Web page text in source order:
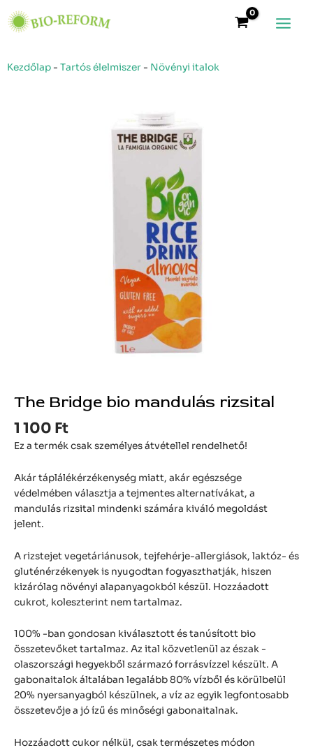
to
Kezdőlap - Tartós élelmiszer - Növényi italok
The Bridge bio mandulás rizsital
1 100 Ft
Ez a termék csak személyes átvétellel rendelhető!
Akár táplálékérzékenység miatt, akár egészsége
védelmében választja a tejmentes alternatívákat, a
mandulás rizsital mindenki számára kiváló megoldást
jelent.
A rizstejet vegetáriánusok, tejfehérje-allergiások, laktóz- és
gluténérzékenyek is nyugodtan fogyaszthatják, hiszen
kizárólag növényi alapanyagokból készül. Hozzáadott
cukrot, koleszterint nem tartalmaz.
100% -ban gondosan kiválasztott és tanúsított bio
összetevőket tartalmaz. Az ital közvetlenül az észak -
olaszországi hegyekből származó forrásvízzel készült. A
gabonaitalok általában legalább 80% vízből és körülbelül
20% nyersanyagból készülnek, a víz az egyik legfontosabb
összetevője a jó ízű és minőségi gabonaitalnak.
Hozzáadott cukor nélkül, csak természetes módon